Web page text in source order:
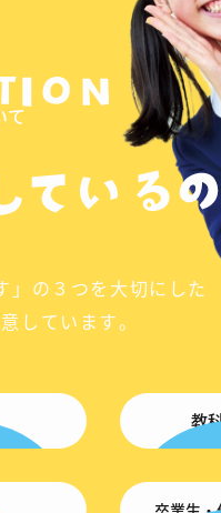
て
」の３つを大切にした
しています。
教